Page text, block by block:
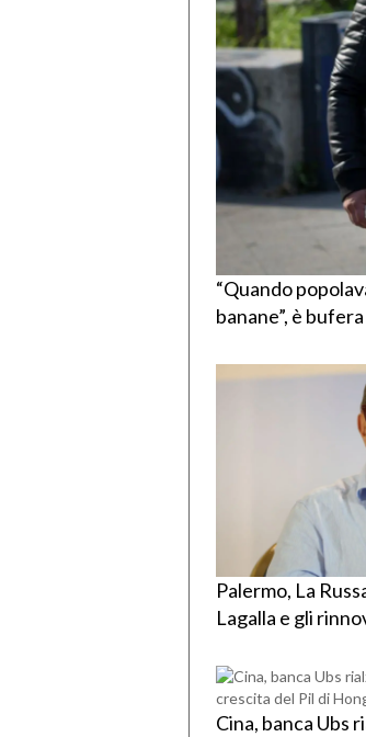
“Quando
banane”, è
Palermo, La
Lagalla e gli
Cina, banca Ubs